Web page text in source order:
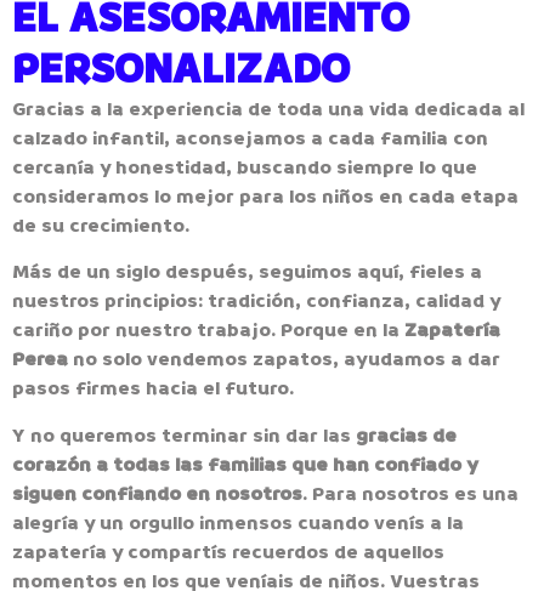
EL ASESORAMIENTO
PERSONALIZADO
Gracias a la experiencia de toda una vida dedicada al
calzado infantil, aconsejamos a cada familia con
cercanía y honestidad, buscando siempre lo que
consideramos lo mejor para los niños en cada etapa
de su crecimiento.
Más de un siglo después, seguimos aquí, fieles a
nuestros principios: tradición, confianza, calidad y
cariño por nuestro trabajo. Porque en la Zapatería
Perea no solo vendemos zapatos, ayudamos a dar
pasos firmes hacia el futuro.
Y no queremos terminar sin dar las gracias de
corazón a todas las familias que han confiado y
siguen confiando en nosotros. Para nosotros es una
alegría y un orgullo inmensos cuando venís a la
zapatería y compartís recuerdos de aquellos
momentos en los que veníais de niños. Vuestras